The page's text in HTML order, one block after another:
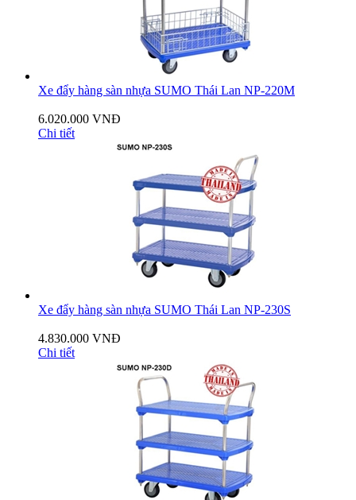
Xe đẩy hàng sàn nhựa SUMO Thái Lan NP-220M
6.020.000 VNĐ
Chi tiết
Xe đẩy hàng sàn nhựa SUMO Thái Lan NP-230S
4.830.000 VNĐ
Chi tiết